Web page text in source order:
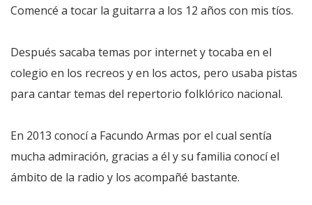
Comencé a tocar la guitarra a los 12 años con mis tíos.
Después sacaba temas por internet y tocaba en el
colegio en los recreos y en los actos, pero usaba pistas
para cantar temas del repertorio folklórico nacional.
En 2013 conocí a Facundo Armas por el cual sentía
mucha admiración, gracias a él y su familia conocí el
ámbito de la radio y los acompañé bastante.